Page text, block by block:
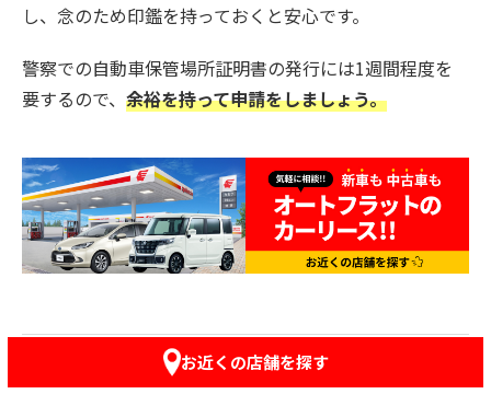
し、念のため印鑑を持っておくと安心です。
警察での自動車保管場所証明書の発行には1週間程度を
要するので、 余裕を持って申請をしましょう。
おもしろい！役にたつ情報！
と、思ったらシェアお近くの店舗を探す